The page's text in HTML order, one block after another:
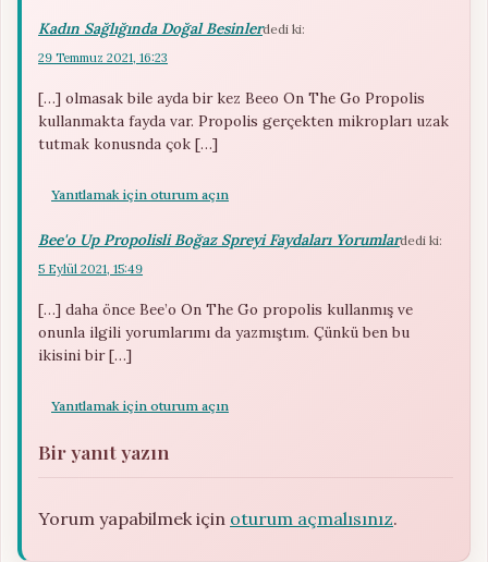
Kadın Sağlığında Doğal Besinlerdedi ki:
29 Temmuz 2021, 16:23
[…] olmasak bile ayda bir kez Beeo On The Go Propolis
kullanmakta fayda var. Propolis gerçekten mikropları uzak
tutmak konusnda çok […]
Yanıtlamak için oturum açın
Bee'o Up Propolisli Boğaz Spreyi Faydaları Yorumlardedi ki:
5 Eylül 2021, 15:49
[…] daha önce Bee’o On The Go propolis kullanmış ve
onunla ilgili yorumlarımı da yazmıştım. Çünkü ben bu
ikisini bir […]
Yanıtlamak için oturum açın
Bir yanıt yazın
Yorum yapabilmek için oturum açmalısınız.